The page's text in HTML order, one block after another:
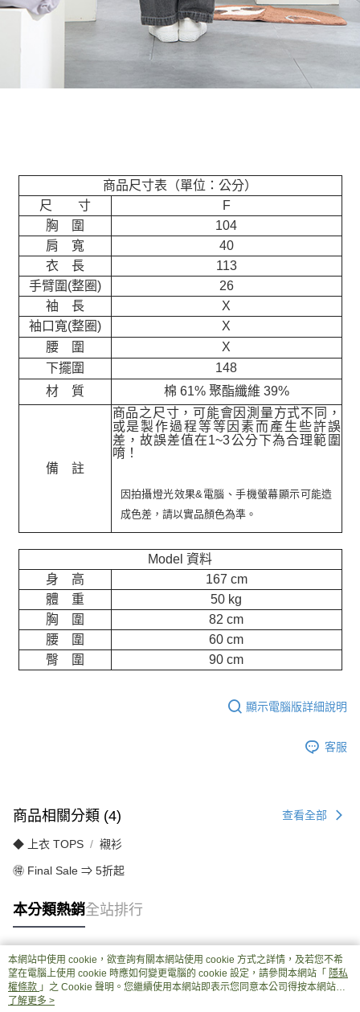
商品尺寸表（單位：公分）
尺 寸
F
胸 圍
104
肩 寬
40
衣 長
113
手臂圍(整圈)
26
袖 長
X
袖口寬(整圈)
X
腰 圍
X
下擺圍
148
材 質
棉 61% 聚酯纖維 39%
備 註
商品之尺寸，可能會因測量方式不同，
或是製作過程等等因素而產生些許誤
差，故誤差值在1~3公分下為合理範圍
唷！
因拍攝燈光效果&電腦、手機螢幕顯示可能造
成色差，請以實品顏色為準。
Model 資料
身 高
167 cm
體 重
50 kg
胸 圍
82 cm
腰 圍
60 cm
臀 圍
90 cm
顯示電腦版詳細說明
客服
商品相關分類 (4) 查看全部
◆ 上衣 TOPS 襯衫
🉐 Final Sale ⇒ 5折起
本分類熱銷全站排行
熱門標籤
本網站中使用 cookie，欲查詢有關本網站使用 cookie 方式之詳情，及若您不希
望在電腦上使用 cookie 時應如何變更電腦的 cookie 設定，請參閱本網站「 隱私
權條款 」之 Cookie 聲明。您繼續使用本網站即表示您同意本公司得按本網站使
用條款之 Cookie 聲明使用 cookie。
了解更多 >